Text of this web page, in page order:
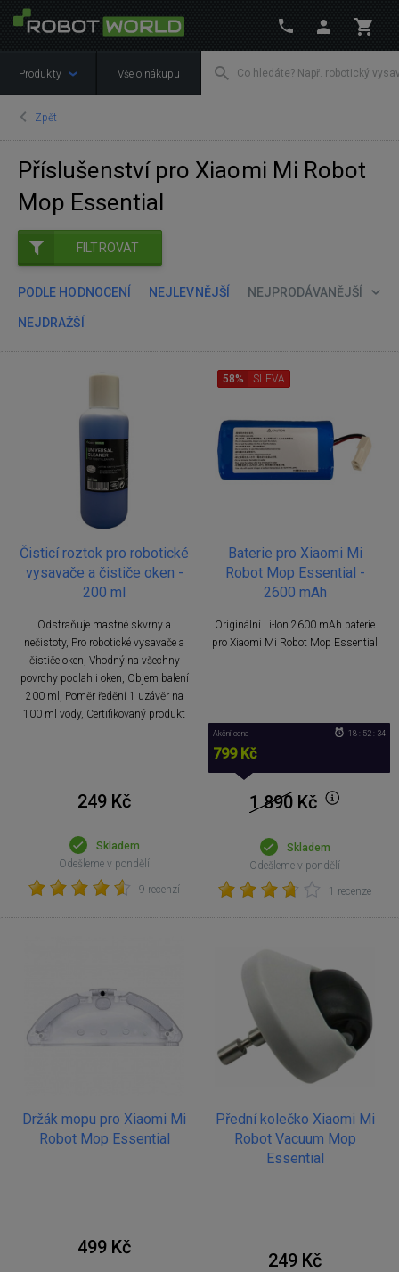
Produkty Vše o nákupu
Zpět
Příslušenství pro Xiaomi Mi Robot
Mop Essential
FILTROVAT
PODLE HODNOCENÍ NEJLEVNĚJŠÍ NEJPRODÁVANĚJŠÍ
NEJDRAŽŠÍ
Čisticí roztok pro robotické
vysavače a čističe oken -
200 ml
Odstraňuje mastné skvrny a
nečistoty, Pro robotické vysavače a
čističe oken, Vhodný na všechny
povrchy podlah i oken, Objem balení
200 ml, Poměr ředění 1 uzávěr na
100 ml vody, Certifikovaný produkt
249 Kč
Skladem
Odešleme v pondělí
9 recenzí
Baterie pro Xiaomi Mi
Robot Mop Essential -
2600 mAh
Originální Li-Ion 2600 mAh baterie
pro Xiaomi Mi Robot Mop Essential
58% SLEVA
Akční cena
799 Kč
18 : 52 : 33
1 890 Kč
Skladem
Odešleme v pondělí
1 recenze
Držák mopu pro Xiaomi Mi
Robot Mop Essential
499 Kč
Přední kolečko Xiaomi Mi
Robot Vacuum Mop
Essential
249 Kč